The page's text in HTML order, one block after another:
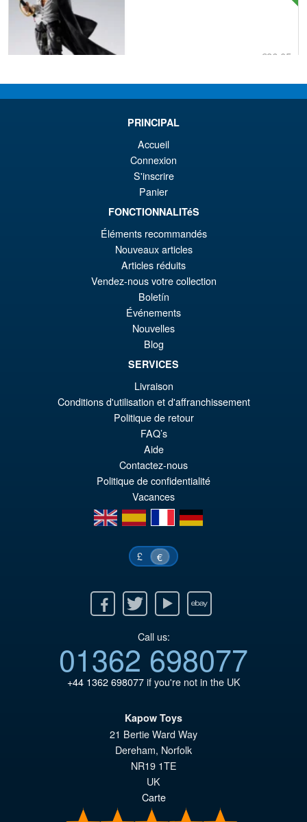
€86.05
S.H.MonsterArts Godzilla
Minus Zero (2026) Godzilla
Action Figure
VORBESTELLUNGEN
S.H.Figuarts Rei Ayanami
Neon Genesis Evangelion
VORBESTELLUNGEN
PRINCIPAL
Accueil
Connexion
S'inscrire
Panier
FONCTIONNALITéS
Éléments recommandés
Nouveaux articles
Articles réduits
Vendez-nous votre collection
Boletín
Événements
Nouvelles
Blog
SERVICES
Livraison
Conditions d'utilisation et d'affranchissement
Politique de retour
FAQ’s
Aide
Contactez-nous
Politique de confidentialité
Vacances
en
es fr de
£ €
Twitter Youtube Ebay
Call us:
01362 698077
+44 1362 698077if you're not in the UK
Kapow Toys
21 Bertie Ward Way
Dereham, Norfolk
NR19 1TE
UK
Carte